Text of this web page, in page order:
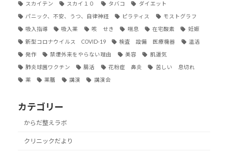
スカイテン スカイ１０ タバコ ダイエット
パニック、不安、うつ、自律神経 ピラティス モストグラフ
吸入指導 吸入薬 咳 せき 喘息 在宅酸素 妊娠
新型コロナウイルス COVID-19 検査 設備 医療機器 温活
発作 禁煙外来をやらない理由 美容 肌運気
肺炎球菌ワクチン 腸活 花粉症 鼻炎 苦しい 息切れ
薬 薬膳 講演 講演会
カテゴリー
からだ整えラボ
クリニックだより